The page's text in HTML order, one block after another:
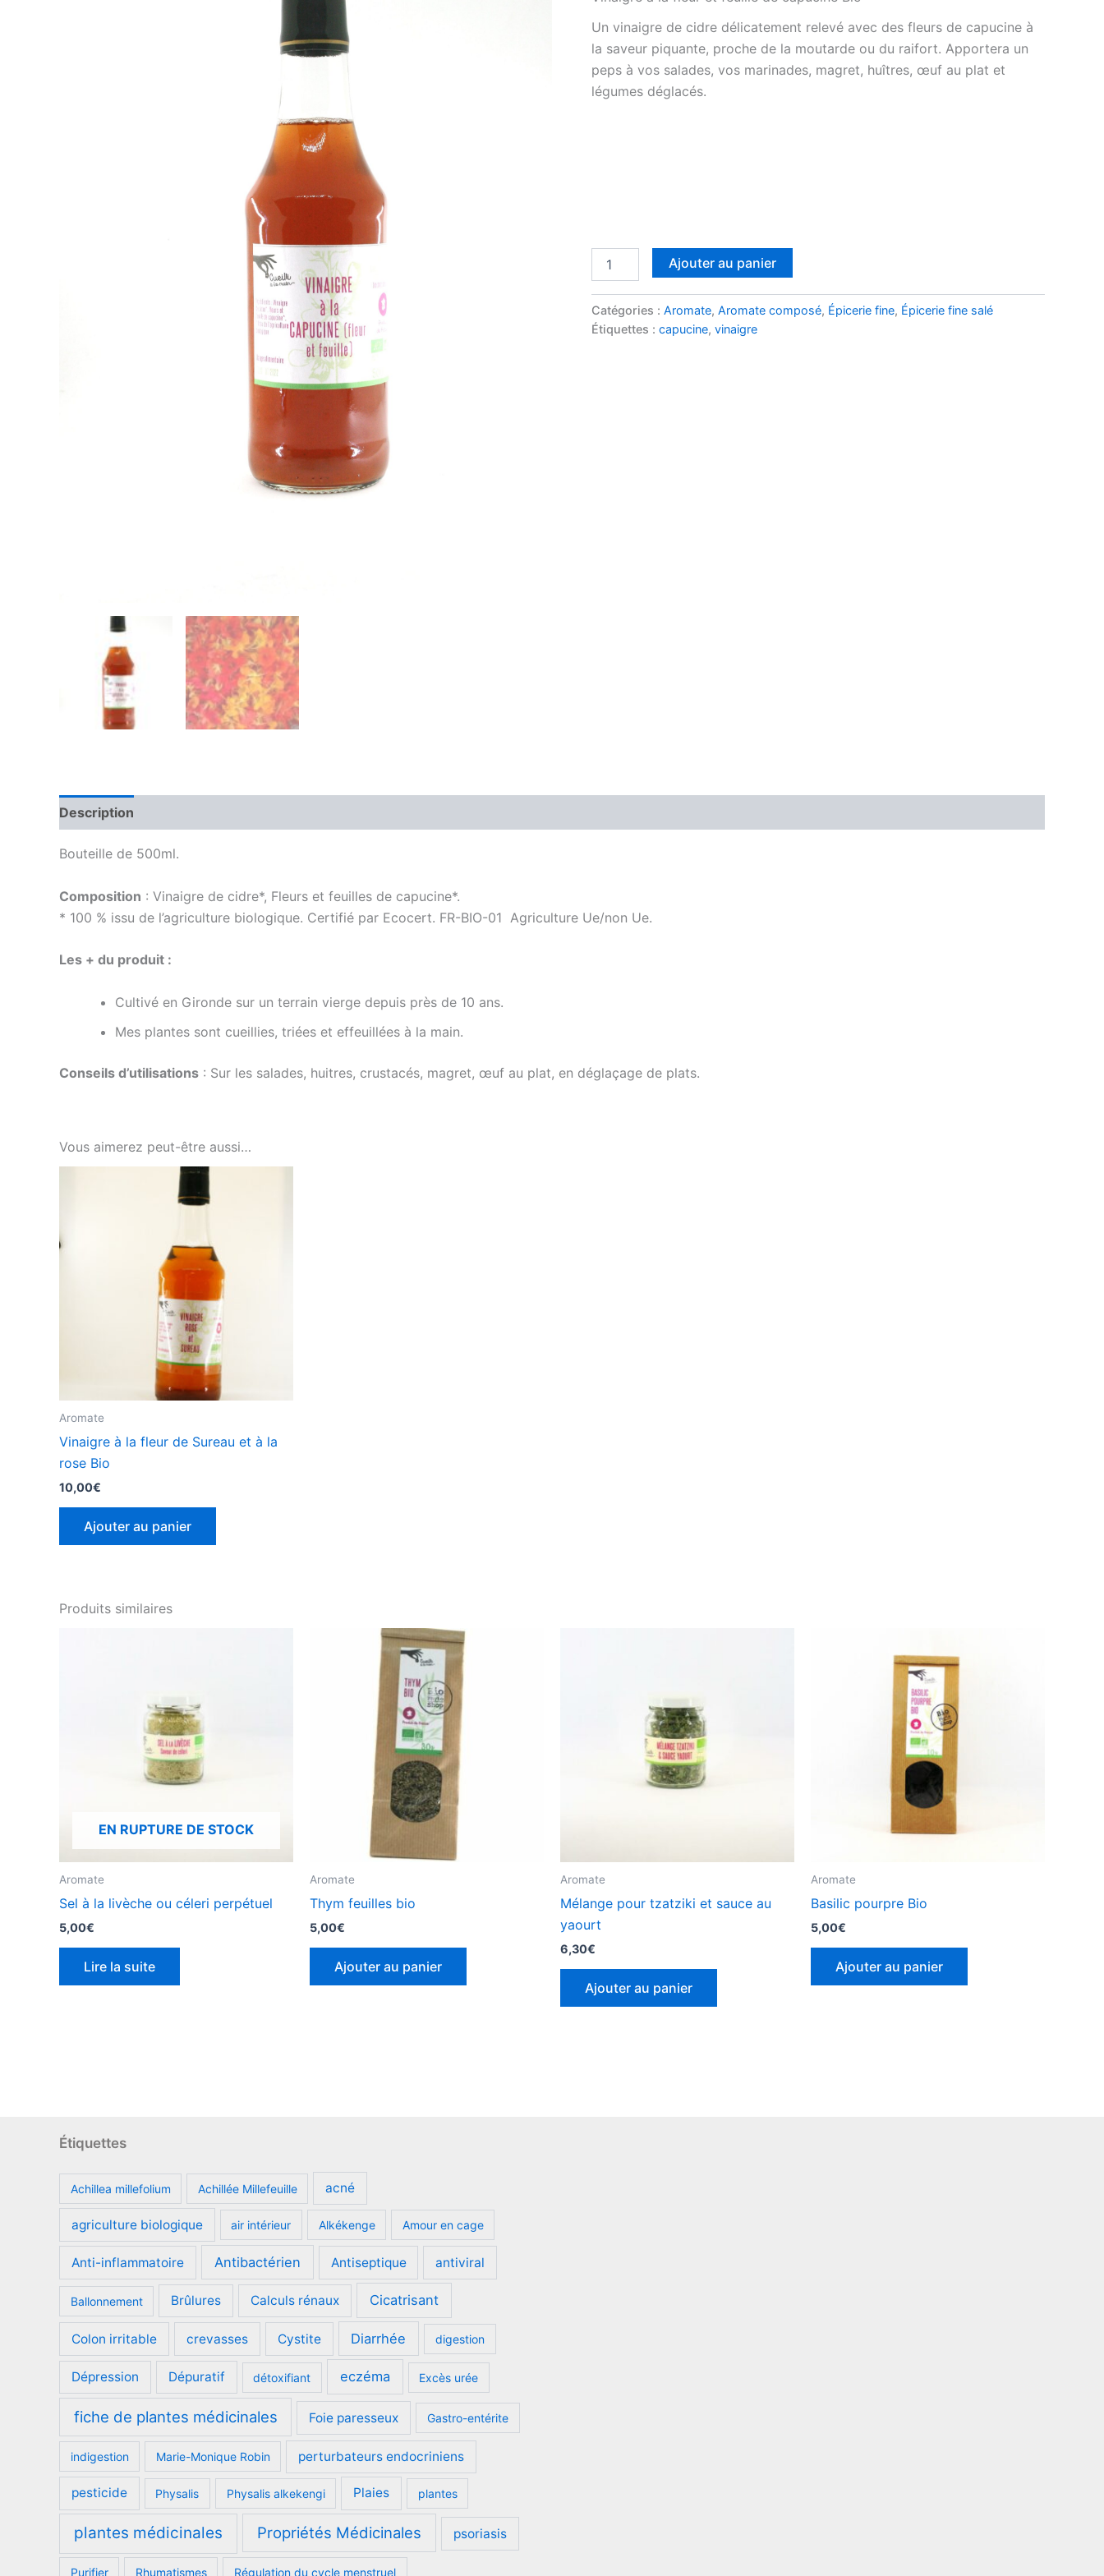
Un vinaigre de cidre délicatement relevé avec des fleurs de capucine à
la saveur piquante, proche de la moutarde ou du raifort. Apportera un
peps à vos salades, vos marinades, magret, huîtres, œuf au plat et
légumes déglacés.
à
la
Capucine
Ajouter au panier
Catégories : Aromate, Aromate composé, Épicerie fine, Épicerie fine salé
Étiquettes : capucine, vinaigre
Description
Bouteille de 500ml.
Composition : Vinaigre de cidre*, Fleurs et feuilles de capucine*.
* 100 % issu de l’agriculture biologique. Certifié par Ecocert. FR-BIO-01 Agriculture Ue/non Ue.
Les + du produit :
Cultivé en Gironde sur un terrain vierge depuis près de 10 ans.
Mes plantes sont cueillies, triées et effeuillées à la main.
Conseils d’utilisations : Sur les salades, huitres, crustacés, magret, œuf au plat, en déglaçage de plats.
Vous aimerez peut-être aussi…
Aromate
Vinaigre à la fleur de Sureau et à la
rose Bio
10,00€
Ajouter au panier
Produits similaires
EN RUPTURE DE STOCK
Aromate
Sel à la livèche ou céleri perpétuel
5,00€
Lire la suite
Aromate
Thym feuilles bio
5,00€
Ajouter au panier
Aromate
Mélange pour tzatziki et sauce au
yaourt
6,30€
Ajouter au panier
Aromate
Basilic pourpre Bio
5,00€
Ajouter au panier
Étiquettes
Achillea millefolium Achillée Millefeuille acné
agriculture biologique air intérieur Alkékenge Amour en cage
Anti-inflammatoire Antibactérien Antiseptique antiviral
Ballonnement Brûlures Calculs rénaux Cicatrisant
Colon irritable crevasses Cystite Diarrhée digestion
Dépression Dépuratif détoxifiant eczéma Excès urée
fiche de plantes médicinales Foie paresseux Gastro-entérite
indigestion Marie-Monique Robin perturbateurs endocriniens
pesticide Physalis Physalis alkekengi Plaies plantes
plantes médicinales Propriétés Médicinales psoriasis
Purifier Rhumatismes Régulation du cycle menstruel